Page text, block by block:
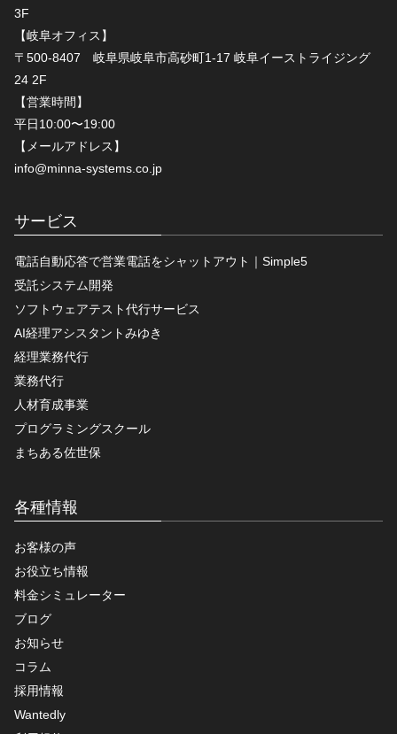
3F
【岐阜オフィス】
〒500-8407 岐阜県岐阜市高砂町1-17 岐阜イーストライジング
24 2F
【営業時間】
平日10:00〜19:00
【メールアドレス】
info@minna-systems.co.jp
サービス
電話自動応答で営業電話をシャットアウト｜Simple5
受託システム開発
ソフトウェアテスト代行サービス
AI経理アシスタントみゆき
経理業務代行
業務代行
人材育成事業
プログラミングスクール
まちある佐世保
各種情報
お客様の声
お役立ち情報
料金シミュレーター
ブログ
お知らせ
コラム
採用情報
Wantedly